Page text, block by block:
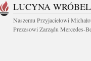
LUCYNA WRÓBEL
Naszemu Przyjacielowi
Prezesowi Zarządu Mercedes-